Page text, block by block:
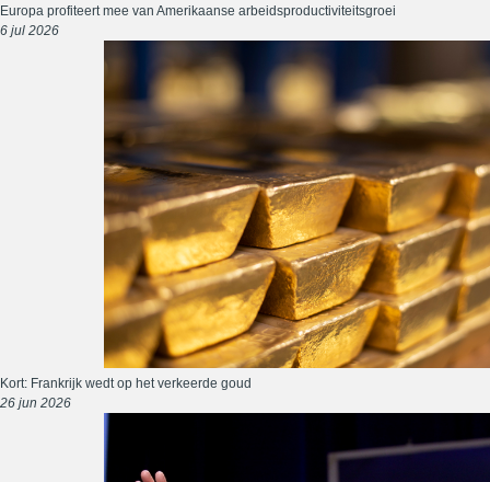
Europa profiteert mee van Amerikaanse arbeidsproductiviteitsgroei
6 jul 2026
Kort: Frankrijk wedt op het verkeerde goud
26 jun 2026